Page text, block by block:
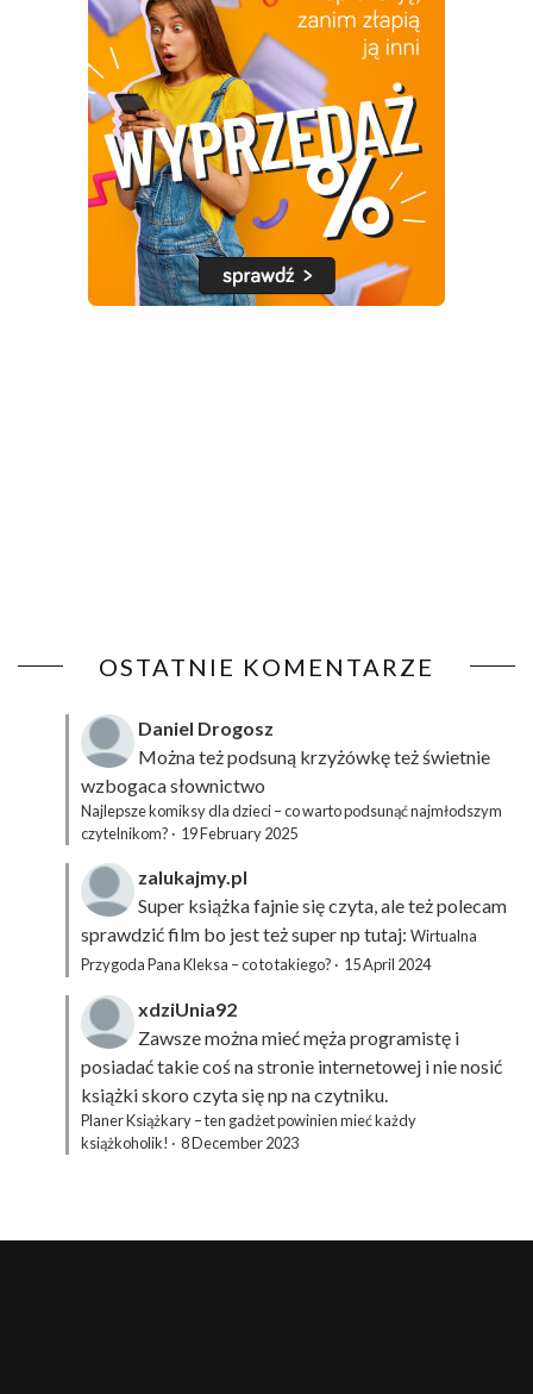
OSTATNIE KOMENTARZE
Daniel Drogosz
Można też podsuną krzyżówkęteż świetnie
wzbogaca słownictwo
Najlepsze komiksy dla dzieci – co warto podsunąć najmłodszym
czytelnikom? · 19 February 2025
zalukajmy.pl
Super książka fajnie się czyta, ale też polecam
sprawdzić film bo jest też super np tutaj: Wirtualna
Przygoda Pana Kleksa – co to takiego? · 15 April 2024
xdziUnia92
Zawsze można mieć męża programistę i
posiadać takie coś na stronie internetowej i nie nosić
książki skoro czyta się np na czytniku.
Planer Książkary – ten gadżet powinien mieć każdy
książkoholik! · 8 December 2023